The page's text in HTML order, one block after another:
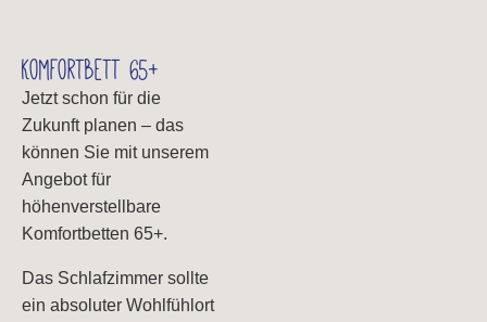
Komfortbett 65+
Jetzt schon für die
Zukunft planen – das
können Sie mit unserem
Angebot für
höhenverstellbare
Komfortbetten 65+.
Das Schlafzimmer sollte
ein absoluter Wohlfühlort